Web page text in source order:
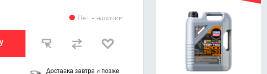
Нет в наличии
Доставка завтра и позже